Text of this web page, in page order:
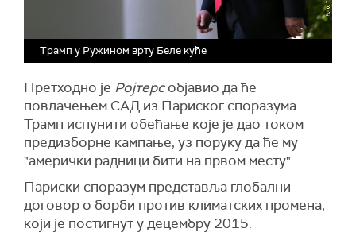
Трамп у Ружином врту Беле куће
Претходно је Ројтерсобјавио да ће
повлачењем САД из Париског споразума
Трамп испунити обећање које је дао током
предизборне кампање, уз поруку да ће му
"амерички радници бити на првом месту".
Париски споразум представља глобални
договор о борби против климатских промена,
који је постигнут у децембру 2015.